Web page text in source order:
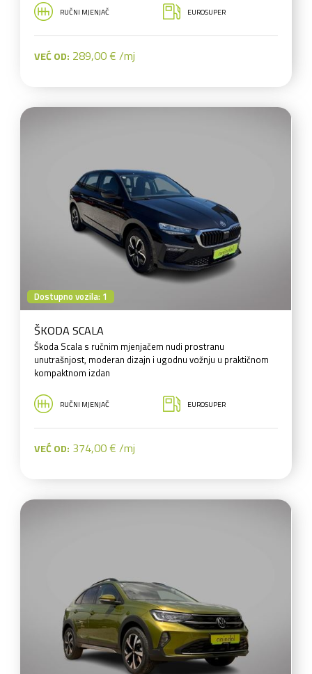
RUČNI MJENJAČ EUROSUPER
VEĆ OD: 289,00 € /mj
Dostupno vozila: 1
ŠKODA SCALA
Škoda Scala s ručnim mjenjačem nudi prostranu
unutrašnjost, moderan dizajn i ugodnu vožnju u praktičnom
kompaktnom izdan
RUČNI MJENJAČ EUROSUPER
VEĆ OD: 374,00 € /mj